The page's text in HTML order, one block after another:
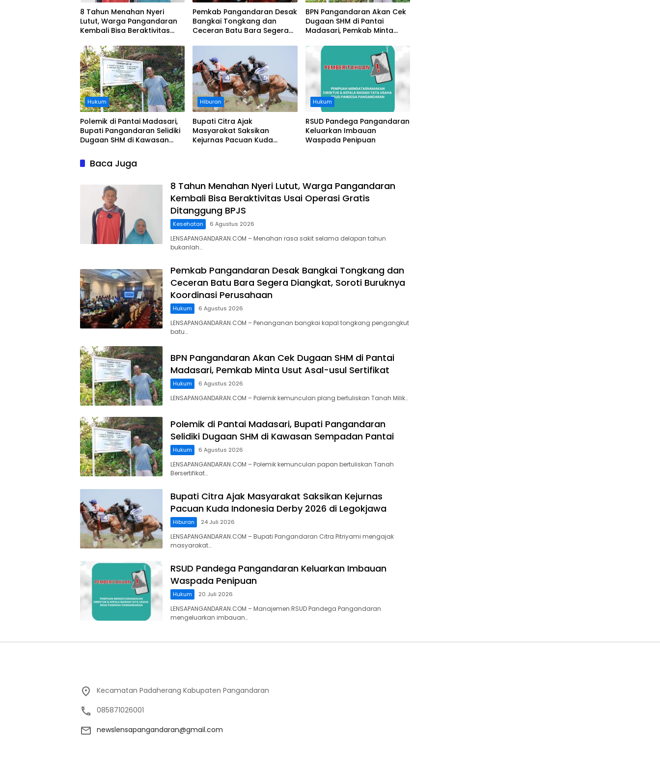
8 Tahun Menahan Nyeri
Lutut, Warga Pangandaran
Kembali Bisa Beraktivitas
Ditanggung BPJS
Pemkab Pangandaran Desak
Bangkai Tongkang dan
Ceceran Batu Bara Segera
Koordinasi Perusahaan
BPN Pangandaran Akan Cek
Dugaan SHM di Pantai
Madasari, Pemkab Minta
Hukum
Polemik di Pantai Madasari,
Bupati Pangandaran Selidiki
Dugaan SHM di Kawasan
Hiburan
Bupati Citra Ajak
Masyarakat Saksikan
Kejurnas Pacuan Kuda
Hukum
RSUD Pandega Pangandaran
Keluarkan Imbauan
Waspada Penipuan
Baca Juga
8 Tahun Menahan Nyeri Lutut, Warga Pangandaran
Kembali Bisa Beraktivitas Usai Operasi Gratis
Ditanggung BPJS
Kesehatan 6 Agustus 2026
LENSAPANGANDARAN.COM – Menahan rasa sakit selama delapan tahun
bukanlah…
Pemkab Pangandaran Desak Bangkai Tongkang dan
Ceceran Batu Bara Segera Diangkat, Soroti Buruknya
Koordinasi Perusahaan
Hukum 6 Agustus 2026
LENSAPANGANDARAN.COM – Penanganan bangkai kapal tongkang pengangkut
batu…
BPN Pangandaran Akan Cek Dugaan SHM di Pantai
Madasari, Pemkab Minta Usut Asal-usul Sertifikat
Hukum 6 Agustus 2026
LENSAPANGANDARAN.COM – ‎Polemik kemunculan plang bertuliskan Tanah Milik…
Polemik di Pantai Madasari, Bupati Pangandaran
Selidiki Dugaan SHM di Kawasan Sempadan Pantai
Hukum 6 Agustus 2026
LENSAPANGANDARAN.COM – Polemik kemunculan papan bertuliskan Tanah
Bersertifikat…
Bupati Citra Ajak Masyarakat Saksikan Kejurnas
Pacuan Kuda Indonesia Derby 2026 di Legokjawa
Hiburan 24 Juli 2026
LENSAPANGANDARAN.COM – Bupati Pangandaran Citra Pitriyami mengajak
masyarakat…
RSUD Pandega Pangandaran Keluarkan Imbauan
Waspada Penipuan
Hukum 20 Juli 2026
LENSAPANGANDARAN.COM – Manajemen RSUD Pandega Pangandaran
mengeluarkan imbauan…
Kecamatan Padaherang Kabupaten Pangandaran
085871026001
newslensapangandaran@gmail.com